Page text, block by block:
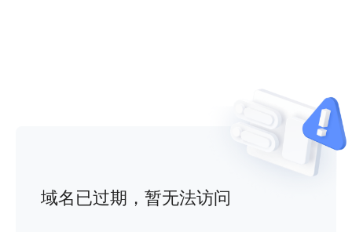
域名已过期，暂无法访问